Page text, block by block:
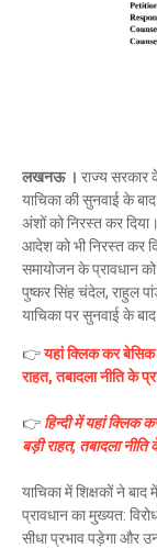
लखनऊ । राज्य सरकार
याचिका की सुनवाई के
अंशों को निरस्त कर
आदेश को भी निरस्त कर
समायोजन के प्रावधान को
पुष्कर सिंह चंदेल, राहुल
याचिका पर सुनवाई के
👉यहां क्लिक कर बेसिक
राहत, तबादला नीति के
👉 हिन्दी में यहां क्लिक
बड़ी राहत, तबादला
याचिका में शिक्षकों ने
प्रावधान का मु्ख्यत:
सीधा प्रभाव पड़ेगा और